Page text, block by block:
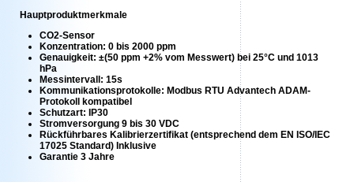
Hauptproduktmerkmale
CO2-Sensor
Konzentration: 0 bis 2000 ppm
Genauigkeit: ±(50 ppm +2% vom Messwert) bei 25°C und 1013
hPa
Messintervall: 15s
Kommunikationsprotokolle: Modbus RTU Advantech ADAM-
Protokoll kompatibel
Schutzart: IP30
Stromversorgung 9 bis 30 VDC
Rückführbares Kalibrierzertifikat (entsprechend dem EN ISO/IEC
17025 Standard) Inklusive
Garantie 3 Jahre